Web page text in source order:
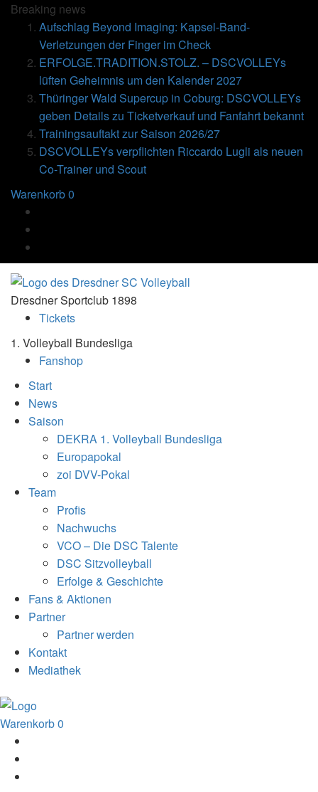
Breaking news
Aufschlag Beyond Imaging: Kapsel-Band-
Verletzungen der Finger im Check
ERFOLGE.TRADITION.STOLZ. – DSCVOLLEYs
lüften Geheimnis um den Kalender 2027
Thüringer Wald Supercup in Coburg: DSCVOLLEYs
geben Details zu Ticketverkauf und Fanfahrt bekannt
Trainingsauftakt zur Saison 2026/27
DSCVOLLEYs verpflichten Riccardo Lugli als neuen
Co-Trainer und Scout
Warenkorb0
Dresdner Sportclub 1898
Tickets
1. Volleyball Bundesliga
Fanshop
Start
News
Saison
DEKRA 1. Volleyball Bundesliga
Europapokal
zoi DVV-Pokal
Team
Profis
Nachwuchs
VCO – Die DSC Talente
DSC Sitzvolleyball
Erfolge & Geschichte
Fans & Aktionen
Partner
Partner werden
Kontakt
Mediathek
Warenkorb0